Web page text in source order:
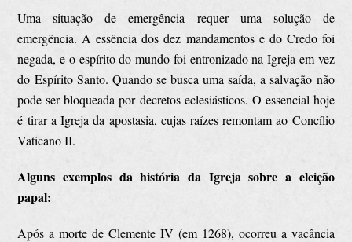
Uma situação de emergência requer uma solução de
emergência. A essência dos dez mandamentos e do Credo foi
negada, e o espírito do mundo foi entronizado na Igreja em vez
do Espírito Santo. Quando se busca uma saída, a salvação não
pode ser bloqueada por decretos eclesiásticos. O essencial hoje
é tirar a Igreja da apostasia, cujas raízes remontam ao Concílio
Vaticano II.
Alguns exemplos da história da Igreja sobre a eleição
papal:
Após a morte de Clemente IV (em 1268), ocorreu a vacância